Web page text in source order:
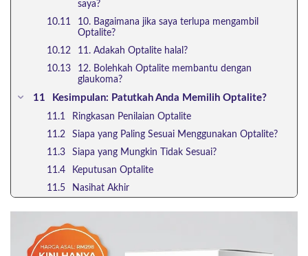
saya?
10. Bagaimana jika saya terlupa mengambil
Optalite?
11. Adakah Optalite halal?
12. Bolehkah Optalite membantu dengan
glaukoma?
Kesimpulan: Patutkah Anda Memilih Optalite?
Ringkasan Penilaian Optalite
Siapa yang Paling Sesuai Menggunakan Optalite?
Siapa yang Mungkin Tidak Sesuai?
Keputusan Optalite
Nasihat Akhir